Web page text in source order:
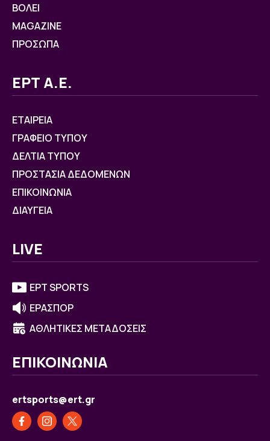
ΒOΛΕΙ
MAGAZINE
ΠΡΟΣΩΠΑ
ΕΡΤ Α.Ε.
ΕΤΑΙΡΕΙΑ
ΓΡΑΦΕΙΟ ΤΥΠΟΥ
ΔΕΛΤΙΑ ΤΥΠΟΥ
ΠΡΟΣΤΑΣΙΑ ΔΕΔΟΜΕΝΩΝ
ΕΠΙΚΟΙΝΩΝΙΑ
ΔΙΑΥΓΕΙΑ
LIVE
ΕΡΤ SPORTS
ΕΡΑΣΠΟΡ
ΑΘΛΗΤΙΚΕΣ ΜΕΤΑΔΟΣΕΙΣ
ΕΠΙΚΟΙΝΩΝΙΑ
ertsports@ert.gr